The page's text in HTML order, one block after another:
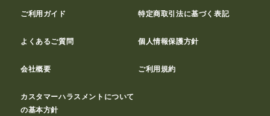
ご利用ガイド 特定商取引法に基づく表記
よくあるご質問 個人情報保護方針
会社概要 ご利用規約
カスタマーハラスメントについて
の基本方針